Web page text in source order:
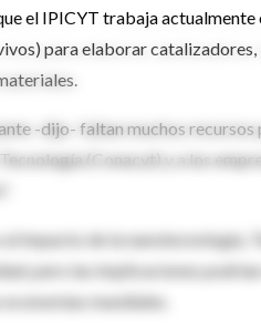
el IPICYT trabaja
para elaborar
-dijo- faltan muchos recursos
(Conacyt) y a los
al impacto de la nanotecnología,
pero las implicaciones
economías mundiales.